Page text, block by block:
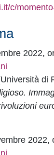
c/
2022,
di
2022,